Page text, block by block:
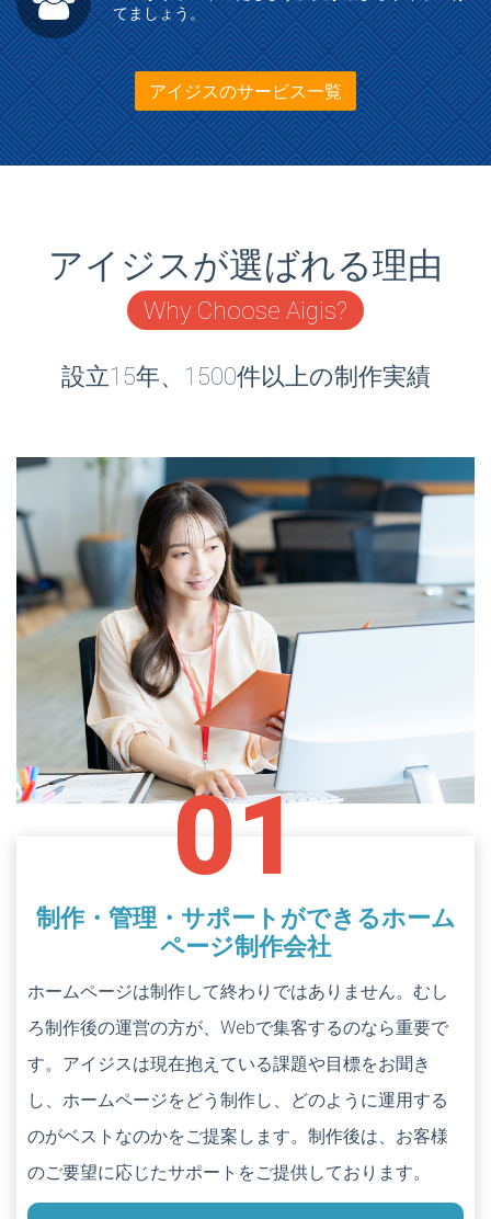
てましょう。
アイジスのサービス一覧
アイジスが選ばれる理由
Why Choose Aigis?
設立15年、1500件以上の制作実績
01
制作・管理・サポートができるホーム
ページ制作会社
ホームページは制作して終わりではありません。むし
ろ制作後の運営の方が、Webで集客するのなら重要で
す。アイジスは現在抱えている課題や目標をお聞き
し、ホームページをどう制作し、どのように運用する
のがベストなのかをご提案します。制作後は、お客様
のご要望に応じたサポートをご提供しております。